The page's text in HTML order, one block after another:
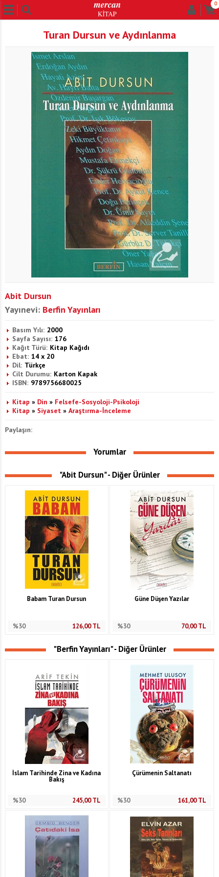
0
Turan Dursun ve Aydınlanma
Abit Dursun
Yayınevi: Berfin Yayınları
Basım Yılı: 2000
Sayfa Sayısı: 176
Kağıt Türü: Kitap Kağıdı
Ebat: 14 x 20
Dil: Türkçe
Cilt Durumu: Karton Kapak
ISBN: 9789756680025
Kitap » Din » Felsefe-Sosyoloji-Psikoloji
Kitap » Siyaset » Araştırma-İnceleme
Paylaşın:
Yorumlar
"Abit Dursun" - Diğer Ürünler
Babam Turan Dursun
%30 126,00TL
Güne Düşen Yazılar
%30 70,00TL
"Berfin Yayınları" - Diğer Ürünler
İslam Tarihinde Zina ve Kadına
Bakış
%30 245,00TL
Çürümenin Saltanatı
%30 161,00TL